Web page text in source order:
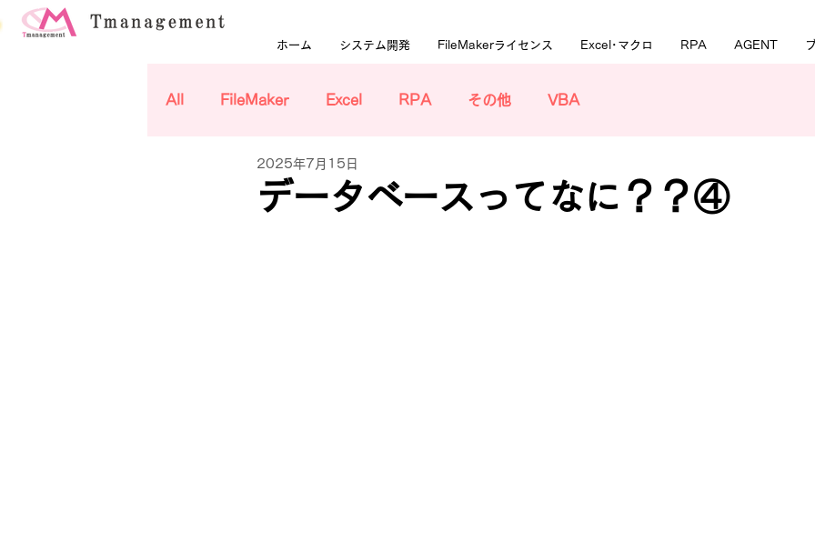
ホーム システム開発 FileMakerライセンス Excel･マクロ RPA AGENT
All FileMaker Excel RPA その他 VBA
データベースってなに？？④
2025年7月15日